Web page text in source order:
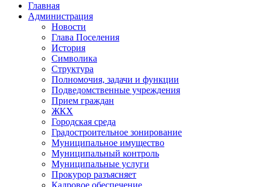
Главная
Администрация
Новости
Глава Поселения
История
Символика
Структура
Полномочия, задачи и функции
Подведомственные учреждения
Прием граждан
ЖКХ
Городская среда
Градостроительное зонирование
Муниципальное имущество
Муниципальный контроль
Муниципальные услуги
Прокурор разъясняет
Кадровое обеспечение